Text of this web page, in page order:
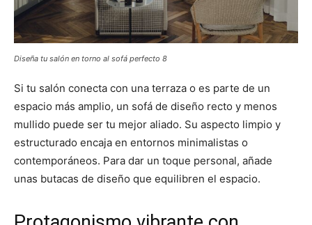
Diseña tu salón en torno al sofá perfecto 8
Si tu salón conecta con una terraza o es parte de un
espacio más amplio, un sofá de diseño recto y menos
mullido puede ser tu mejor aliado. Su aspecto limpio y
estructurado encaja en entornos minimalistas o
contemporáneos. Para dar un toque personal, añade
unas butacas de diseño que equilibren el espacio.